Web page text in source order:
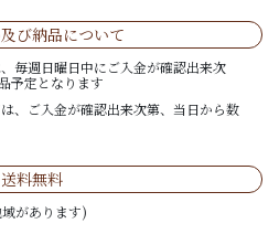
び納品について
毎週日曜日中にご入金が確認出来次
予定となります
、ご入金が確認出来次第、当日から数
送料無料
があります)